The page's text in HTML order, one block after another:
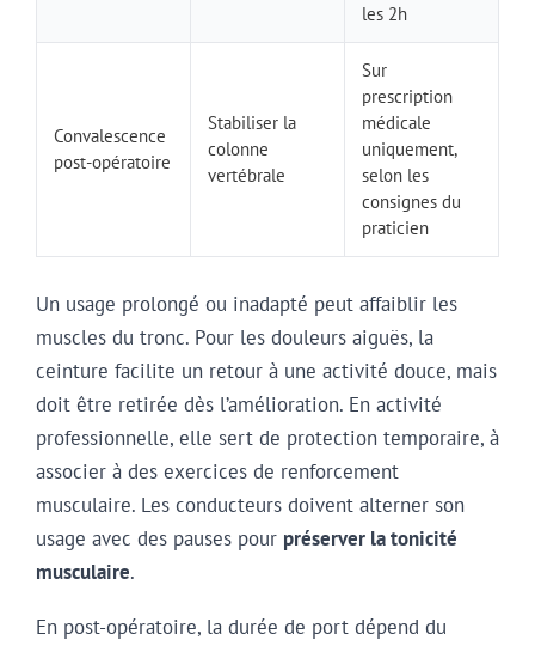
les 2h
Convalescence
post-opératoire
Stabiliser la
colonne
vertébrale
Sur
prescription
médicale
uniquement,
selon les
consignes du
praticien
Un usage prolongé ou inadapté peut affaiblir les
muscles du tronc. Pour les douleurs aiguës, la
ceinture facilite un retour à une activité douce, mais
doit être retirée dès l’amélioration. En activité
professionnelle, elle sert de protection temporaire, à
associer à des exercices de renforcement
musculaire. Les conducteurs doivent alterner son
usage avec des pauses pour préserver la tonicité
musculaire.
En post-opératoire, la durée de port dépend du